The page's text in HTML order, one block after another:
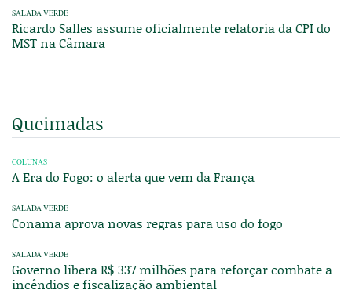
SALADA VERDE
Ricardo Salles assume oficialmente relatoria da CPI do
MST na Câmara
Queimadas
COLUNAS
A Era do Fogo: o alerta que vem da França
SALADA VERDE
Conama aprova novas regras para uso do fogo
SALADA VERDE
Governo libera R$ 337 milhões para reforçar combate a
incêndios e fiscalização ambiental